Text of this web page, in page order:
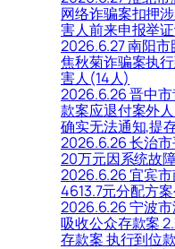
网络诈骗案扣押
害人前来申报举
2026.6.27 南阳
焦秋菊诈骗案执
害人(14人)
2026.6.26 晋中
款案应退付案外
确实无法通知,提
2026.6.26 长治
20万元因系统故
2026.6.26 宜宾
4613.7元分配方
2026.6.26 宁波市
吸收公众存款案
存款案 执行到位